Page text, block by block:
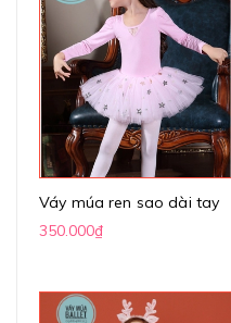
Váy múa ren sao dài tay
350.000₫